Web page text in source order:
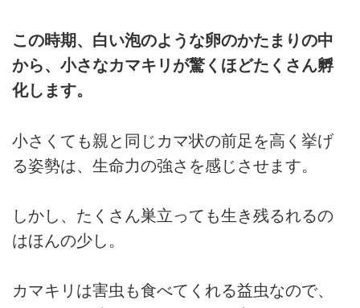
この時期、白い泡のような卵のかたまりの中
から、小さなカマキリが驚くほどたくさん孵
化します。
小さくても親と同じカマ状の前足を高く挙げ
る姿勢は、生命力の強さを感じさせます。
しかし、たくさん巣立っても生き残るれるの
はほんの少し。
カマキリは害虫も食べてくれる益虫なので、